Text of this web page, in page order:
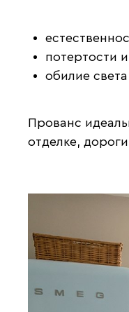
потертости
обилие
Прованс
отделке,